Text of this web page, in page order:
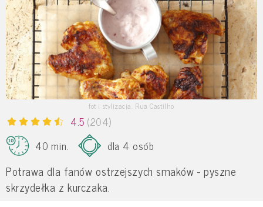
fot i stylizacja. Rua Castilho
4.5 (204)
40 min.
dla 4 osób
Potrawa dla fanów ostrzejszych smaków - pyszne
skrzydełka z kurczaka.